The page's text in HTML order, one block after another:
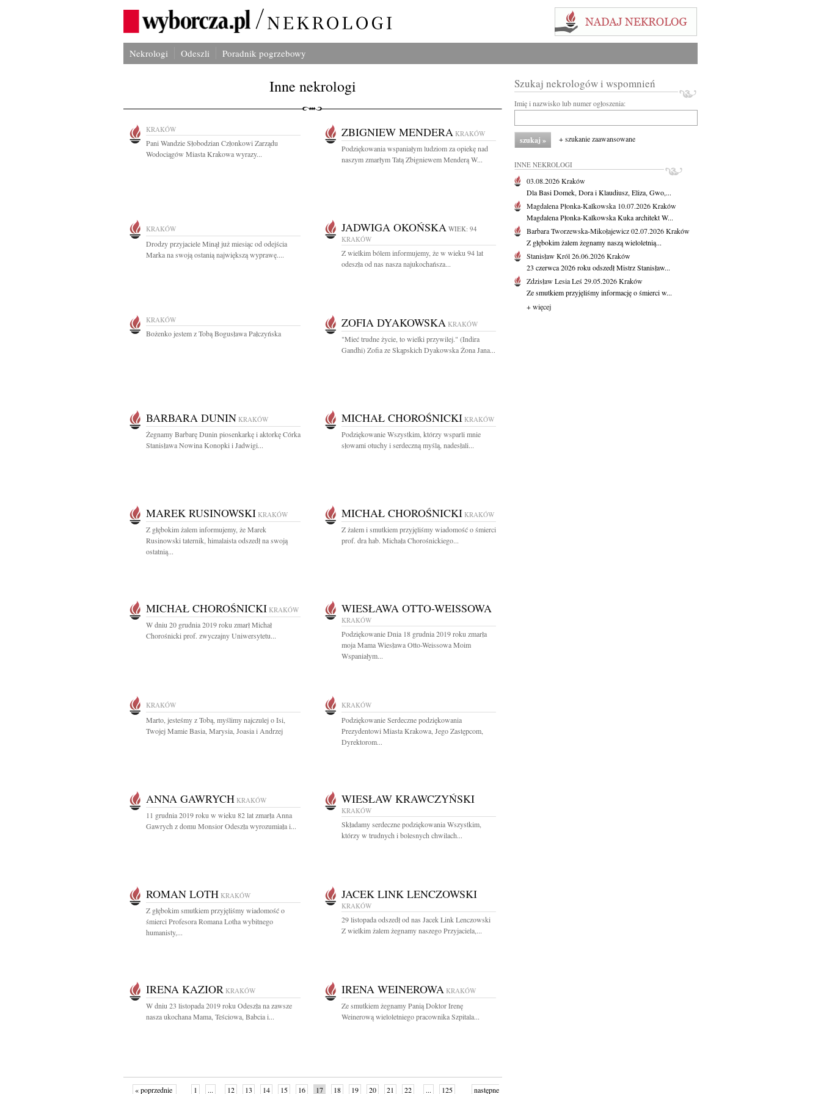
Nekrologi Odeszli Poradnik pogrzebowy
Inne nekrologi
KRAKÓW
Pani Wandzie Słobodzian Członkowi Zarządu
Wodociągów Miasta Krakowa wyrazy...
ZBIGNIEW MENDERA KRAKÓW
Podziękowania wspaniałym ludziom za opiekę nad
naszym zmarłym Tatą Zbigniewem Menderą W...
KRAKÓW
Drodzy przyjaciele Minął już miesiąc od odejścia
Marka na swoją ostanią największą wyprawę....
JADWIGA OKOŃSKA WIEK: 94
KRAKÓW
Z wielkim bólem informujemy, że w wieku 94 lat
odeszła od nas nasza najukochańsza...
KRAKÓW
Bożenko jestem z Tobą Bogusława Pałczyńska
ZOFIA DYAKOWSKA KRAKÓW
"Mieć trudne życie, to wielki przywilej." (Indira
Gandhi) Zofia ze Skąpskich Dyakowska Żona Jana...
BARBARA DUNIN KRAKÓW
Żegnamy Barbarę Dunin piosenkarkę i aktorkę Córka
Stanisława Nowina Konopki i Jadwigi...
MICHAŁ CHOROŚNICKI KRAKÓW
Podziękowanie Wszystkim, którzy wsparli mnie
słowami otuchy i serdeczną myślą, nadesłali...
MAREK RUSINOWSKI KRAKÓW
Z głębokim żalem informujemy, że Marek
Rusinowski taternik, himalaista odszedł na swoją
ostatnią...
MICHAŁ CHOROŚNICKI KRAKÓW
Z żalem i smutkiem przyjęliśmy wiadomość o śmierci
prof. dra hab. Michała Chorośnickiego...
MICHAŁ CHOROŚNICKI KRAKÓW
W dniu 20 grudnia 2019 roku zmarł Michał
Chorośnicki prof. zwyczajny Uniwersytetu...
WIESŁAWA OTTO-WEISSOWA
KRAKÓW
Podziękowanie Dnia 18 grudnia 2019 roku zmarła
moja Mama Wiesława Otto-Weissowa Moim
Wspaniałym...
KRAKÓW
Marto, jesteśmy z Tobą, myślimy najczulej o Isi,
Twojej Mamie Basia, Marysia, Joasia i Andrzej
KRAKÓW
Podziękowanie Serdeczne podziękowania
Prezydentowi Miasta Krakowa, Jego Zastępcom,
Dyrektorom...
ANNA GAWRYCH KRAKÓW
11 grudnia 2019 roku w wieku 82 lat zmarła Anna
Gawrych z domu Monsior Odeszła wyrozumiała i...
WIESŁAW KRAWCZYŃSKI
KRAKÓW
Składamy serdeczne podziękowania Wszystkim,
którzy w trudnych i bolesnych chwilach...
ROMAN LOTH KRAKÓW
Z głębokim smutkiem przyjęliśmy wiadomość o
śmierci Profesora Romana Lotha wybitnego
humanisty,...
JACEK LINK LENCZOWSKI
KRAKÓW
29 listopada odszedł od nas Jacek Link Lenczowski
Z wielkim żalem żegnamy naszego Przyjaciela,...
IRENA KAZIOR KRAKÓW
W dniu 23 listopada 2019 roku Odeszła na zawsze
nasza ukochana Mama, Teściowa, Babcia i...
IRENA WEINEROWA KRAKÓW
Ze smutkiem żegnamy Panią Doktor Irenę
Weinerową wieloletniego pracownika Szpitala...
« poprzednie 1 ... 12 13 14 15 16 17 18 19 20 21 22 ... 125 następne
Szukaj nekrologów i wspomnień
Imię i nazwisko lub numer ogłoszenia:
+ szukanie zaawansowane
INNE NEKROLOGI
03.08.2026Kraków
Dla Basi Domek, Dora i Klaudiusz, Eliza, Gwo,...
Magdalena Płonka-Kalkowska 10.07.2026Kraków
Magdalena Płonka-Kalkowska Kuka architekt W...
Barbara Tworzewska-Mikołajewicz02.07.2026Kraków
Z głębokim żalem żegnamy naszą wieloletnią...
Stanisław Król26.06.2026Kraków
23 czerwca 2026 roku odszedł Mistrz Stanisław...
Zdzisław Lesia Leś29.05.2026Kraków
Ze smutkiem przyjęliśmy informację o śmierci w...
+ więcej